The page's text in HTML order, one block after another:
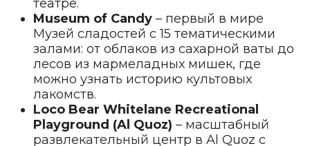
театре.
Museum of Candy– первый в мире
Музей сладостей с 15 тематическими
залами: от облаков из сахарной ваты до
лесов из мармеладных мишек, где
можно узнать историю культовых
лакомств.
Loco Bear Whitelane Recreational
Playground (Al Quoz) – масштабный
развлекательный центр в Al Quoz с